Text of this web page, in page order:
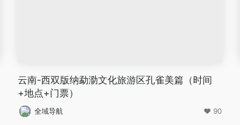
云南-西双版纳勐泐文化旅游区孔雀美篇（时间
+地点+门票）
全域导航 90